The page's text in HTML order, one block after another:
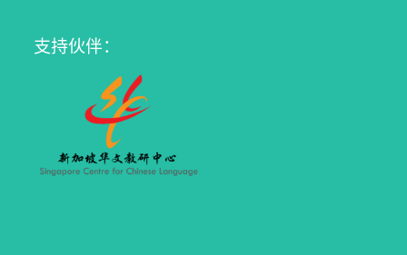
支持伙伴：